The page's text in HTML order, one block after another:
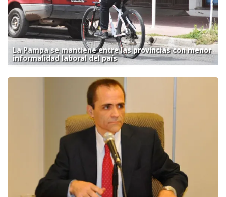
La Pampa se mantiene entre las provincias con menor
informalidad laboral del país